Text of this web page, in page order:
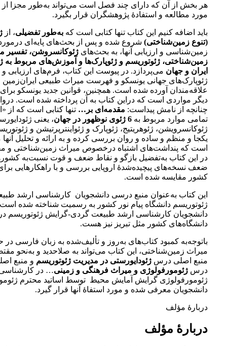
هر بخش از آن که دارای چند فصل است می‌تواند به‌طور مجزا
مورد مطالعه و استفادۀ پژوهشگران قرار بگیرد.
باید اضافه کنیم این کتاب تنها کتابی است که به‌طور تفضیلی، از
(تنوع زمین‌شناختی) شروع شده و پس از بحث‌های پایه‌ای
زمین‌شناسی و ارزیابی آنها، به بحث‌های ژئوکانسروشن، تفسیر
زمین‌شناختی، ژئوتوریسم و ژئوپارک‌ها و آموزش‌های مربوط به
ایران و جهان می‌پردازد. در پیوست این کتاب، فرم‌های ارزیابی و
ژئوپارک‌های جهانی یونسکو و فهرست میراث طبیعی
علاقه‌مندان آورده شده است. همچنین، قوانین جدید یونسکو
دیگر مواردی است که دراین کتاب به آن پرداخته شده است.
چنانچه از نامش پیداست: مقدمه‌ای بر… تنها کتابی است که از
تمامی موارد مربوط به 6 ژئوی نوظهور در جهان
، یعنی
ژئوکانسرویشن، ژئوهریتیج، ژئوپارک و ژئواینترپرتیشن و
یکجا و منظم و ساده و روان بررسی کرده و به ارائه و تحلیل
است که پنداشت‌های اشتباه درخصوص میراث زمین‌شناختی و
در این کتاب به‌تفضیل بازگو و نقاط ضعف و قوت نسبت‌به
ضعف نسخه‌های پیچیده‌شدۀ اروپایی بررسی و با راهکارهایی
کشور مقایسه شده است.
این کتاب به‌عنوان منبع درسی دانشجویان کارشناسی ارشد
ژئوتوریسم دانشگاه پیام نور کشور به رسمیت شناخته شده
دانشجویان کارشناسی ارشد طبیعت گردی-گرایش ژئوتوریسم
دانشگاه‌های کشور مثل تبریز نیز هست.
باتوجه‌به کمبود کتاب‌های به‌روز و تألیف‌شده به زبان فارسی در
میراث زمین‌شناختی، این کتاب می‌تواند به صلاحدید و به‌نحو
منبع اصلی درس ژئودایورستی در مدیریت ژئوتوریسم و منبع
درس ژئومورفولوژی و میراث فرهنگی و زمینی… در
ژئومورفولوژی گرایش آمایش محیط توسط اساتید محترم
دانشجویان معرفی شده و مورد استفاۀ آنها قرار گیرد.
دربارۀ مؤلف
دربارۀ مؤلف